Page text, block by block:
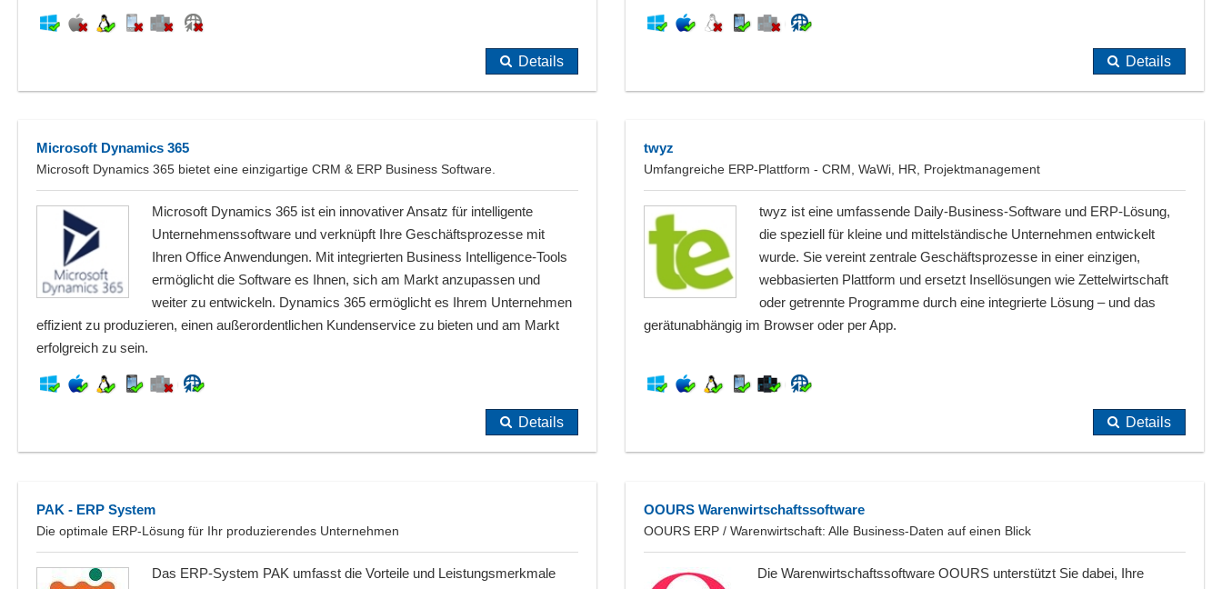
Details Details
Microsoft Dynamics 365
Microsoft Dynamics 365 bietet eine einzigartige CRM & ERP Business Software.
Microsoft Dynamics 365 ist ein innovativer Ansatz für intelligente
Unternehmenssoftware und verknüpft Ihre Geschäftsprozesse mit
Ihren Office Anwendungen. Mit integrierten Business Intelligence-Tools
ermöglicht die Software es Ihnen, sich am Markt anzupassen und
weiter zu entwickeln. Dynamics 365 ermöglicht es Ihrem Unternehmen
effizient zu produzieren, einen außerordentlichen Kundenservice zu bieten und am Markt
erfolgreich zu sein.
Details
twyz
Umfangreiche ERP-Plattform - CRM, WaWi, HR, Projektmanagement
twyz ist eine umfassende Daily-Business-Software und ERP-Lösung,
die speziell für kleine und mittelständische Unternehmen entwickelt
wurde. Sie vereint zentrale Geschäftsprozesse in einer einzigen,
webbasierten Plattform und ersetzt Insellösungen wie Zettelwirtschaft
oder getrennte Programme durch eine integrierte Lösung – und das
gerätunabhängig im Browser oder per App.
Details
PAK - ERP System
Die optimale ERP-Lösung für Ihr produzierendes Unternehmen
Das ERP-System PAK umfasst die Vorteile und Leistungsmerkmale
OOURS Warenwirtschaftssoftware
OOURS ERP / Warenwirtschaft: Alle Business-Daten auf einen Blick
Die Warenwirtschaftssoftware OOURS unterstützt Sie dabei, Ihre